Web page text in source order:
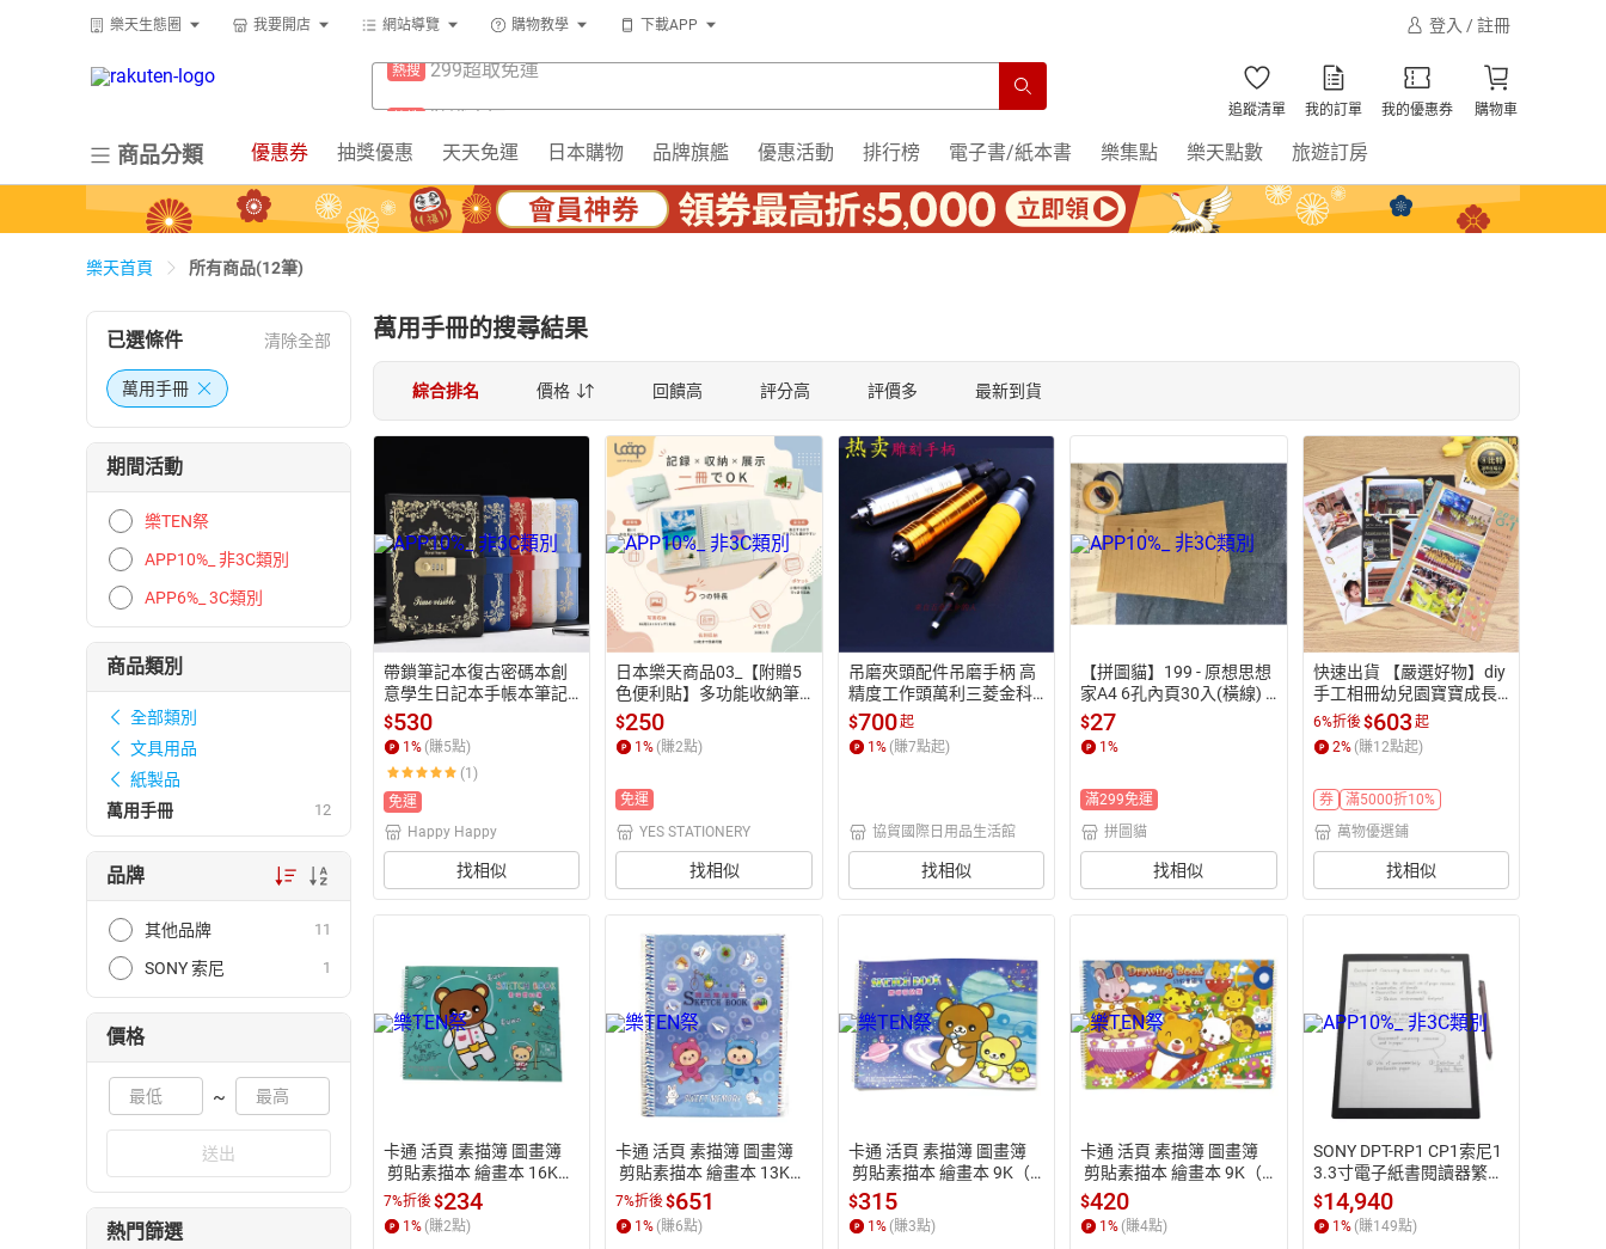
樂天生態圈 我要開店 網站導覽 購物教學 下載APP 登入 / 註冊
299超取免運
防颱專區
熱搜 微波爐
熱搜 吹風機
熱搜 床架
熱搜 抽7777點
追蹤清單 我的訂單 我的優惠券 購物車
商品分類 優惠券 抽獎優惠 天天免運 日本購物 品牌旗艦 優惠活動 排行榜 電子書/紙本書 樂集點 樂天點數 旅遊訂房
熱搜 微波爐
熱搜 吹風機
熱搜 電子閱讀器
熱搜 床架
熱門飯店推薦
樂天首頁 所有商品(12筆)
已選條件 清除全部
萬用手冊
期間活動
樂TEN祭
APP10%_ 非3C類別
APP6%_ 3C類別
商品類別
全部類別
文具用品
紙製品
萬用手冊
12
品牌
其他品牌 11
SONY 索尼 1
價格
~
送出
熱門篩選
萬用手冊的搜尋結果
綜合排名 價格 回饋高 評分高 評價多 最新到貨
帶鎖筆記本復古密碼本創
意學生日記本手帳本筆記
本文具-黑/白/藍/紅/青【A
AA4982】
$530
1% (賺5點)
(1)
免運
Happy Happy
找相似
日本樂天商品03_【附贈5
色便利貼】多功能收納筆
記本｜名片照片收納, 點狀
筆記, 小物收納袋｜ 可站立
桌面展示 商務・展覽・旅
$250
1% (賺2點)
免運
YES STATIONERY
找相似
吊磨夾頭配件吊磨手柄 高
精度工作頭萬利三菱金科
達紅牛通用手柄
$700起
1% (賺7點起)
協貿國際日用品生活館
找相似
【拼圖貓】199 - 原想思想
家A4 6孔內頁30入(橫線) K
ORS-07
$27
1%
滿299免運
拼圖貓
找相似
快速出貨 【嚴選好物】diy
手工相冊幼兒園寶寶成長
記錄手冊a4活頁小學生兒
童畢業紀念冊
6%折後$603起
2% (賺12點起)
券
滿5000折10%
萬物優選鋪
找相似
卡通 活頁 素描簿 圖畫簿
剪貼素描本 繪畫本 16K
（265x191mm）12本入 /
包 N16-506圖案隨機出貨
【APP滿額下單10%點數
7%折後$234
1% (賺2點)
卡通 活頁 素描簿 圖畫簿
剪貼素描本 繪畫本 13K
（205x280mm）20本入 /
包 N13-265圖案隨機出貨
【APP滿額下單10%點數
7%折後$651
1% (賺6點)
卡通 活頁 素描簿 圖畫簿
剪貼素描本 繪畫本 9K（2
60x350mm）10本入 /包
N9-506圖案隨機出貨【A
PP滿額下單10%點數(單一
$315
1% (賺3點)
卡通 活頁 素描簿 圖畫簿
剪貼素描本 繪畫本 9K（2
60x380mm）10本入 /包 A
8K-682圖案隨機出貨【AP
P滿額下單10%點數(單一
$420
1% (賺4點)
SONY DPT-RP1 CP1索尼1
3.3寸電子紙書閱讀器繁體
中文注音輸入日版破解版
二手
$14,940
1% (賺149點)